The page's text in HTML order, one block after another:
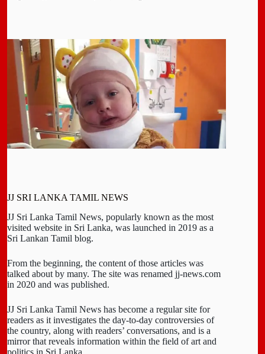
JJ SRI LANKA TAMIL NEWS
JJ Sri Lanka Tamil News, popularly known as the most
visited website in Sri Lanka, was launched in 2019 as a
Sri Lankan Tamil blog.
From the beginning, the content of those articles was
talked about by many. The site was renamed jj-news.com
in 2020 and was published.
JJ Sri Lanka Tamil News has become a regular site for
readers as it investigates the day-to-day controversies of
the country, along with readers’ conversations, and is a
mirror that reveals information within the field of art and
politics in Sri Lanka.